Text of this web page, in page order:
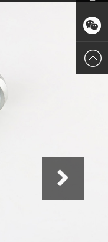
客服中
微信